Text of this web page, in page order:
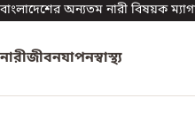
বাংলাদেশের অন্যতম নারী বিষয়ক
নারীজীবনযাপনস্বাস্থ্য